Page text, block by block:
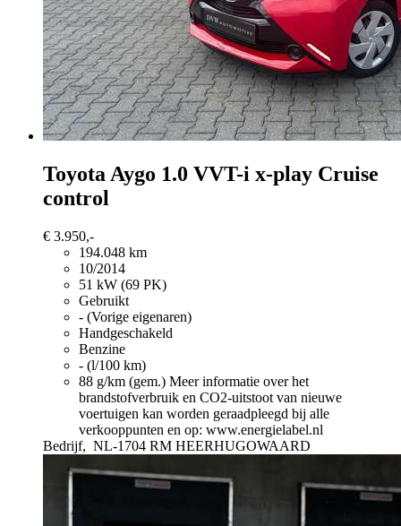
Toyota Aygo 1.0 VVT-i x-play Cruise
control
€ 3.950,-
194.048 km
10/2014
51 kW (69 PK)
Gebruikt
- (Vorige eigenaren)
Handgeschakeld
Benzine
- (l/100 km)
88 g/km (gem.) Meer informatie over het
brandstofverbruik en CO2-uitstoot van nieuwe
voertuigen kan worden geraadpleegd bij alle
verkooppunten en op: www.energielabel.nl
Bedrijf, NL-1704 RM HEERHUGOWAARD